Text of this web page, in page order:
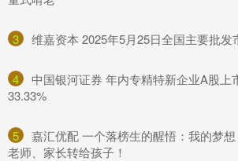
3 维嘉资本 2025年5月25日全国主要批发
4
中国银河证券 年内专精特新企业A股上
33.33%
5
嘉汇优配 一个落榜生的醒悟：我的梦
老师、家长转给孩子！